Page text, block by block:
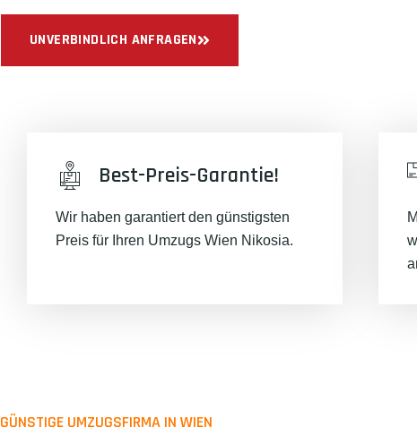
UNVERBINDLICH ANFRAGEN
Best-Preis-Garantie!
Wir haben garantiert den günstigsten
Preis für Ihren Umzugs Wien Nikosia.
GÜNSTIGE UMZUGSFIRMA IN WIEN